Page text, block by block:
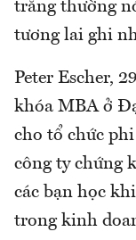
trắng thường
tương lai ghi
Peter Escher,
khóa MBA ở
cho tổ chức
công ty chứng
các bạn học
trong kinh